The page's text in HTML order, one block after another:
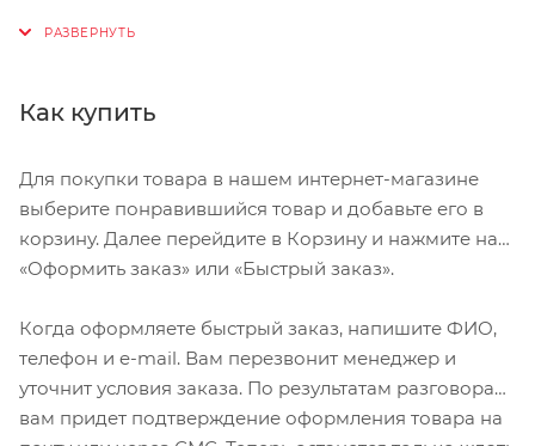
Система охлаждения 4D с фронтальным
позволяют использовать большие отверстия для
Как купить
Для покупки товара в нашем интернет-магазине
выберите понравившийся товар и добавьте его в
корзину. Далее перейдите в Корзину и нажмите на
«Оформить заказ» или «Быстрый заказ».
Когда оформляете быстрый заказ, напишите ФИО,
телефон и e-mail. Вам перезвонит менеджер и
уточнит условия заказа. По результатам разговора
вам придет подтверждение оформления товара на